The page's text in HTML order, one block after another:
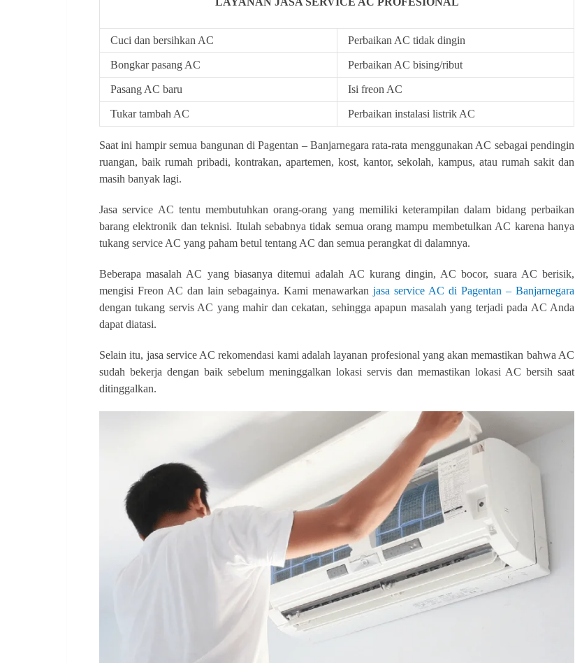
Cuci dan bersihkan AC Perbaikan AC tidak dingin
Bongkar pasang AC Perbaikan AC bising/ribut
Pasang AC baru Isi freon AC
Tukar tambah AC Perbaikan instalasi listrik AC
Saat ini hampir semua bangunan di Pagentan – Banjarnegara rata-rata menggunakan AC sebagai pendingin
ruangan, baik rumah pribadi, kontrakan, apartemen, kost, kantor, sekolah, kampus, atau rumah sakit dan
masih banyak lagi.
Jasa service AC tentu membutuhkan orang-orang yang memiliki keterampilan dalam bidang perbaikan
barang elektronik dan teknisi. Itulah sebabnya tidak semua orang mampu membetulkan AC karena hanya
tukang service AC yang paham betul tentang AC dan semua perangkat di dalamnya.
Beberapa masalah AC yang biasanya ditemui adalah AC kurang dingin, AC bocor, suara AC berisik,
mengisi Freon AC dan lain sebagainya. Kami menawarkan jasa service AC di Pagentan – Banjarnegara
dengan tukang servis AC yang mahir dan cekatan, sehingga apapun masalah yang terjadi pada AC Anda
dapat diatasi.
Selain itu, jasa service AC rekomendasi kami adalah layanan profesional yang akan memastikan bahwa AC
sudah bekerja dengan baik sebelum meninggalkan lokasi servis dan memastikan lokasi AC bersih saat
ditinggalkan.